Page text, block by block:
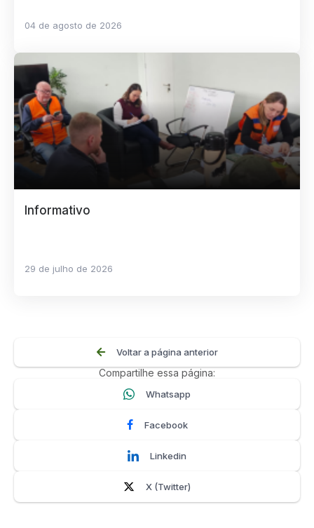
04 de agosto de 2026
Informativo
29 de julho de 2026
Voltar a página anterior
Compartilhe essa página:
Whatsapp
Facebook
Linkedin
X (Twitter)